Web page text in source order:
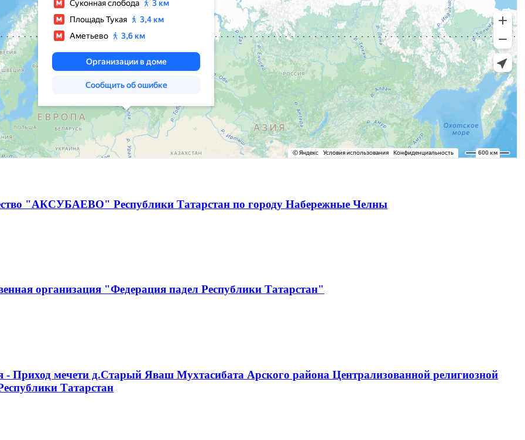
"АКСУБАЕВО" Республики Татарстан по городу Набережные Челны
организация "Федерация падел Республики Татарстан"
- Приход мечети д.Старый Яваш Мухтасибата Арского района Централизованной религиозной
Татарстан